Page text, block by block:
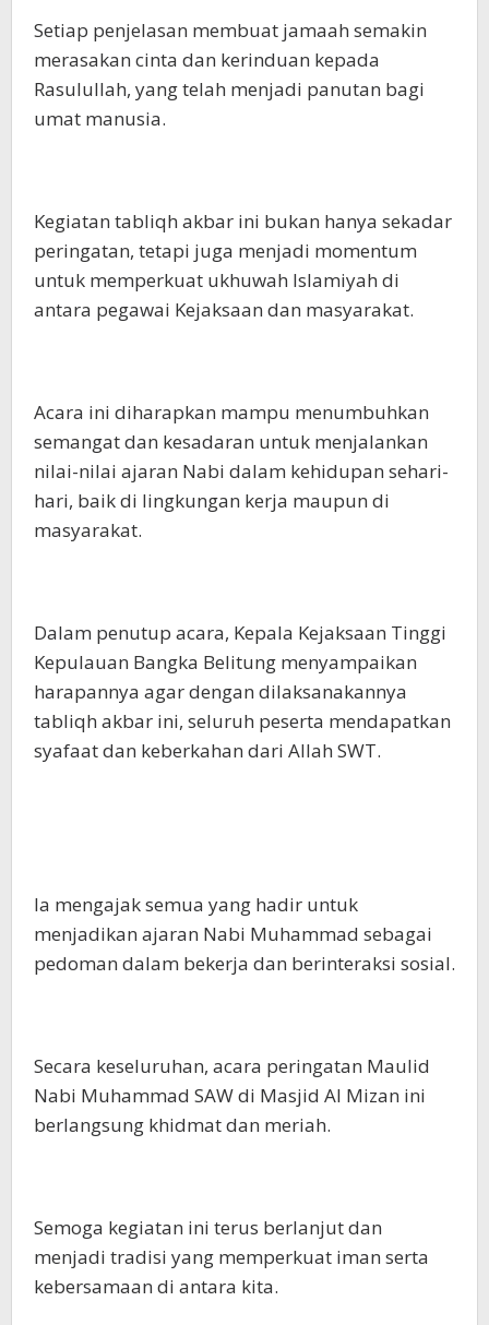
Setiap penjelasan membuat jamaah semakin
merasakan cinta dan kerinduan kepada
Rasulullah, yang telah menjadi panutan bagi
umat manusia.
Kegiatan tabliqh akbar ini bukan hanya sekadar
peringatan, tetapi juga menjadi momentum
untuk memperkuat ukhuwah Islamiyah di
antara pegawai Kejaksaan dan masyarakat.
Acara ini diharapkan mampu menumbuhkan
semangat dan kesadaran untuk menjalankan
nilai-nilai ajaran Nabi dalam kehidupan sehari-
hari, baik di lingkungan kerja maupun di
masyarakat.
Dalam penutup acara, Kepala Kejaksaan Tinggi
Kepulauan Bangka Belitung menyampaikan
harapannya agar dengan dilaksanakannya
tabliqh akbar ini, seluruh peserta mendapatkan
syafaat dan keberkahan dari Allah SWT.
Ia mengajak semua yang hadir untuk
menjadikan ajaran Nabi Muhammad sebagai
pedoman dalam bekerja dan berinteraksi sosial.
Secara keseluruhan, acara peringatan Maulid
Nabi Muhammad SAW di Masjid Al Mizan ini
berlangsung khidmat dan meriah.
Semoga kegiatan ini terus berlanjut dan
menjadi tradisi yang memperkuat iman serta
kebersamaan di antara kita.